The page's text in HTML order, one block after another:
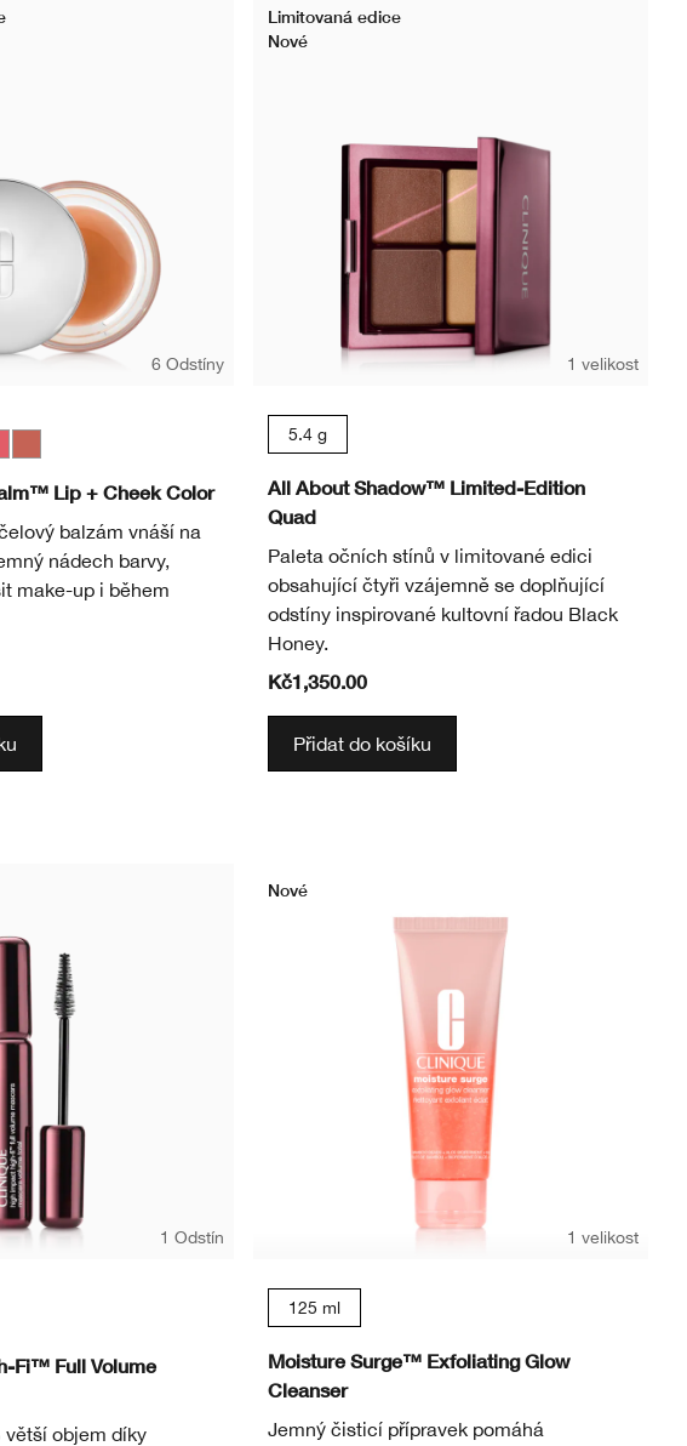
6 Odstíny
Lip + Cheek Color
balzám vnáší na
nádech barvy,
make-up i během
Limitovaná edice
Nové
1 velikost
5.4 g
All About Shadow™ Limited-Edition
Quad
Paleta očních stínů v limitované edici
obsahující čtyři vzájemně se doplňující
odstíny inspirované kultovní řadou Black
Honey.
Kč1,350.00
Přidat do košíku
1 Odstín
Fi™ Full Volume
objem díky
Nové
1 velikost
125 ml
Moisture Surge™ Exfoliating Glow
Cleanser
Jemný čisticí přípravek pomáhá